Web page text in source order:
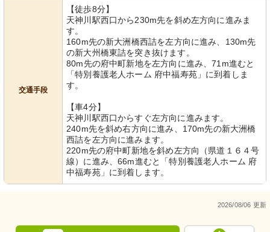
交通手段
【徒歩8分】
天神川駅西口から230m先を斜め左方向に進みま
す。
160m先の新大洲橋西詰を左方向に進み、130m先
の新大州橋東詰を突き抜けます。
80m先の府中町新地を左方向に進み、71m進むと
「特別養護老人ホーム 府中福寿苑」に到着しま
す。
【車4分】
天神川駅西口からすぐ左方向に進みます。
240m先を斜め右方向に進み、170m先の新大洲橋
西詰を左方向に進みます。
220m先の府中町新地を斜め左方向（県道１６４号
線）に進み、66m進むと「特別養護老人ホーム 府
中福寿苑」に到着します。
2026/08/06 更新